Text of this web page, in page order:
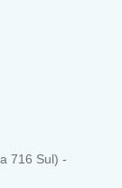
716 Sul) -